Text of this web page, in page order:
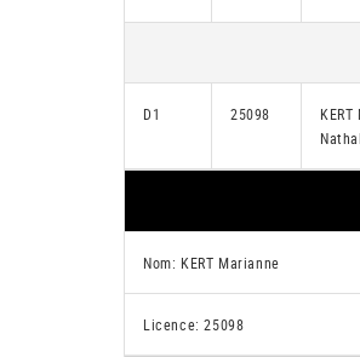
D1 25098
KERT
Nom: KERT Marianne
Licence: 25098